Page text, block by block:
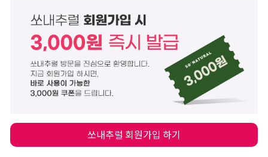
쏘내추럴 회원가입 하기